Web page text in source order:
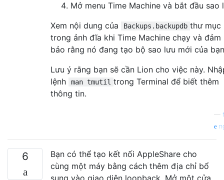
Mở menu Time Machine và bắt đầu sao
Xem nội dung của
Backups.backupdb thư mục
trong ảnh đĩa khi Time Machine chạy và đảm
bảo rằng nó đang tạo bộ sao lưu mới của
Lưu ý rằng bạn sẽ cần Lion cho việc này.
lệnh
man tmutil trong Terminal để biết thêm
thông tin.
6
Bạn có thể tạo kết nối AppleShare cho
cùng một máy bằng cách thêm địa chỉ bổ
sung vào giao diện loopback. Mở một cửa